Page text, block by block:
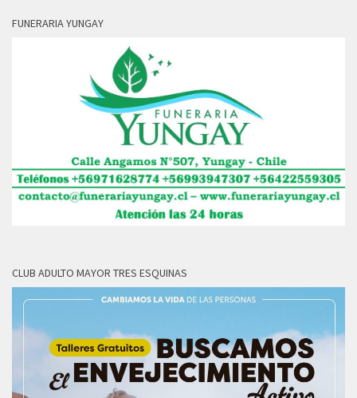
FUNERARIA YUNGAY
CLUB ADULTO MAYOR TRES ESQUINAS